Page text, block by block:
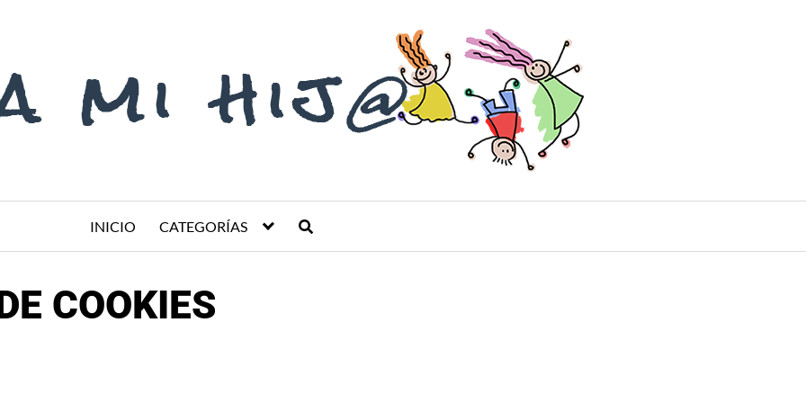
INICIO CATEGORÍAS
COOKIES